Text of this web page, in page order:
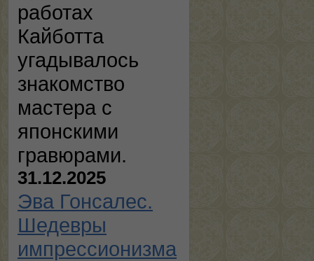
работах
Кайботта
угадывалось
знакомство
мастера с
японскими
гравюрами.
31.12.2025
Эва Гонсалес.
Шедевры
импрессионизма